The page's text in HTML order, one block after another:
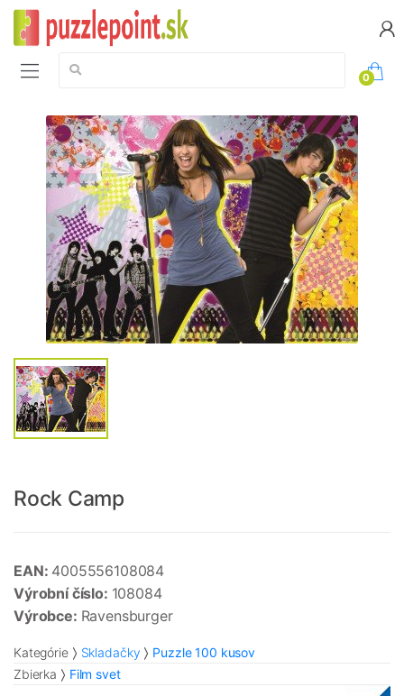
Vyhledávání:
0
Rock Camp
EAN: 4005556108084
Výrobní číslo: 108084
Výrobce: Ravensburger
Kategórie Skladačky
Puzzle 100 kusov
Zbierka
Film svet